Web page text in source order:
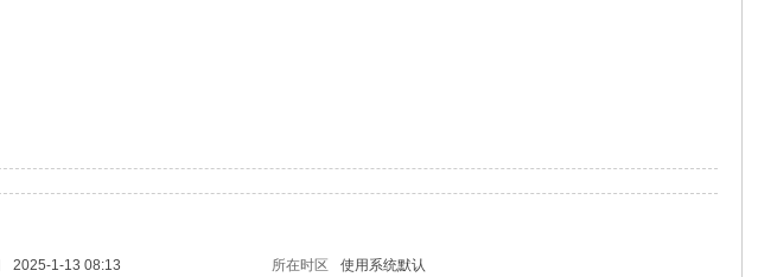
2025-1-13 08:13 所在时区 使用系统默认